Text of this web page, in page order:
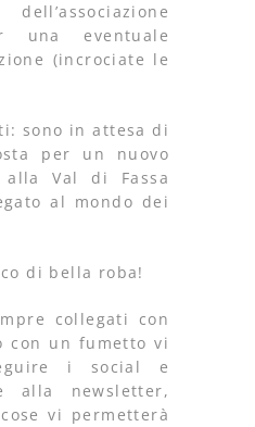
una eventuale
(incrociate le
sono in attesa di
per un nuovo
alla Val di Fassa
al mondo dei
di bella roba!
collegati con
con un fumetto vi
i social e
alla newsletter,
vi permetterà